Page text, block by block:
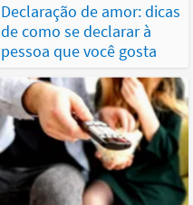
Declaração de amor: dicas
de como se declarar à
pessoa que você gosta